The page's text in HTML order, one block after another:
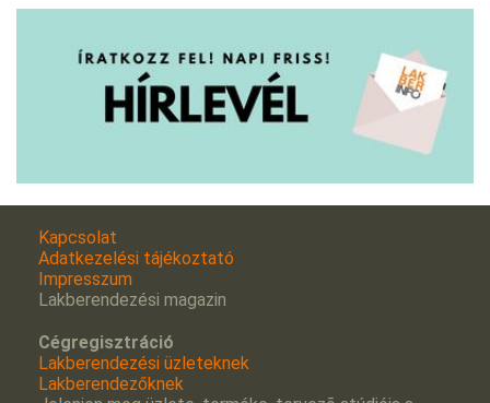
Kapcsolat
Adatkezelési tájékoztató
Impresszum
Lakberendezési magazin
Cégregisztráció
Lakberendezési üzleteknek
Lakberendezőknek